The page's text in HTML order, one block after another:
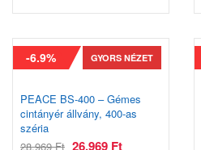
-6.9% GYORS NÉZET
PEACE BS-400 – Gémes
cintányér állvány, 400-as
széria
28,969Ft 26,969 Ft